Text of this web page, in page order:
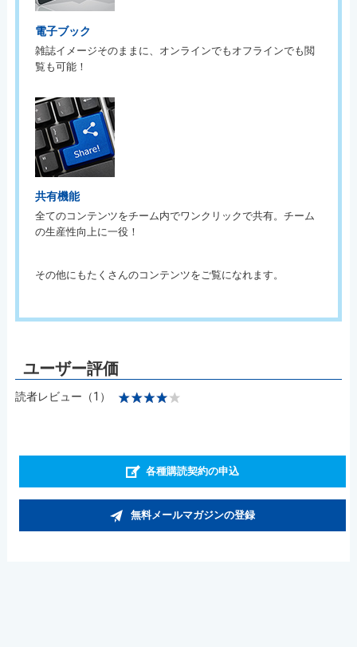
電子ブック
雑誌イメージそのままに、オンラインでもオフラインでも閲
覧も可能！
共有機能
全てのコンテンツをチーム内でワンクリックで共有。チーム
の生産性向上に一役！
その他にもたくさんのコンテンツをご覧になれます。
読者レビュー（1）
各種購読契約の申込
無料メールマガジンの登録